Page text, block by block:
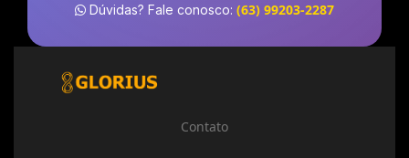
Dúvidas? Fale conosco: (63) 99203-2287
Contato